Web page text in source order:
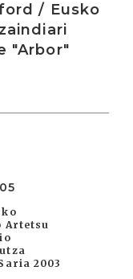
/ Eusko
"Arbor"
Artetsu
2003